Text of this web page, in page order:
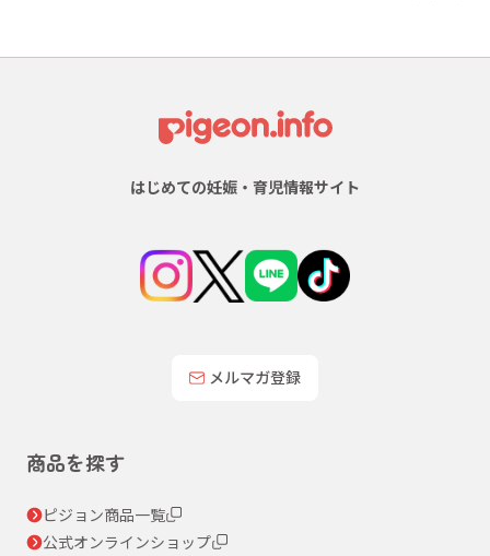
はじめての妊娠・育児情報サイト
メルマガ登録
商品を探す
ピジョン商品一覧
公式オンラインショップ